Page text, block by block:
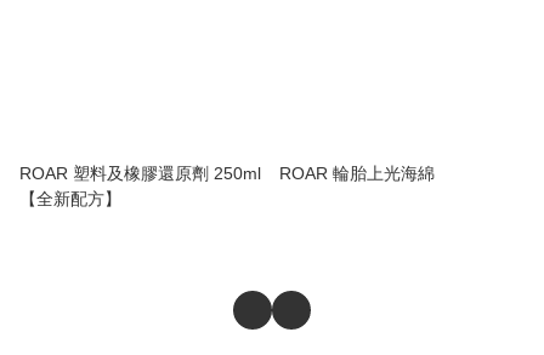
ROAR 塑料及橡膠還原劑 250ml
【全新配方】
ROAR 輪胎上光海綿